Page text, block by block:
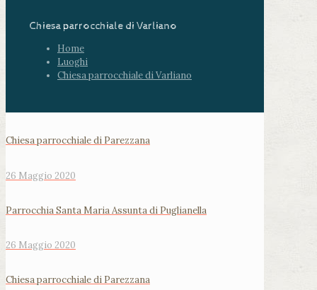
Chiesa parrocchiale di Varliano
Home
Luoghi
Chiesa parrocchiale di Varliano
Chiesa parrocchiale di Parezzana
26 Maggio 2020
Parrocchia Santa Maria Assunta di Puglianella
26 Maggio 2020
Chiesa parrocchiale di Parezzana